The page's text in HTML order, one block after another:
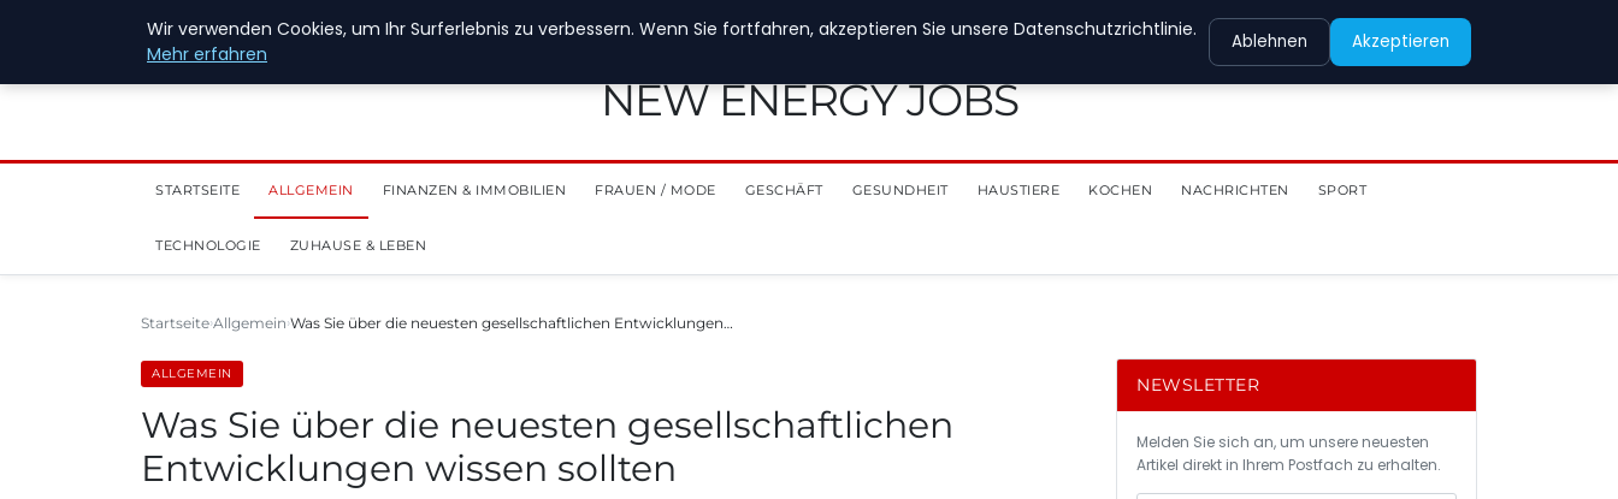
28. Juli 2026
NEW ENERGY JOBS
STARTSEITE ALLGEMEIN FINANZEN & IMMOBILIEN FRAUEN / MODE GESCHÄFT GESUNDHEIT HAUSTIERE KOCHEN NACHRICHTEN SPORT
TECHNOLOGIE ZUHAUSE & LEBEN
Startseite Allgemein Was Sie über die neuesten gesellschaftlichen Entwicklungen…
ALLGEMEIN
Was Sie über die neuesten gesellschaftlichen
Entwicklungen wissen sollten
NEWSLETTER
Melden Sie sich an, um unsere neuesten
Artikel direkt in Ihrem Postfach zu erhalten.
Wir verwenden Cookies, um Ihr Surferlebnis zu verbessern. Wenn Sie fortfahren, akzeptieren Sie unsere Datenschutzrichtlinie.
Mehr erfahren
Ablehnen Akzeptieren